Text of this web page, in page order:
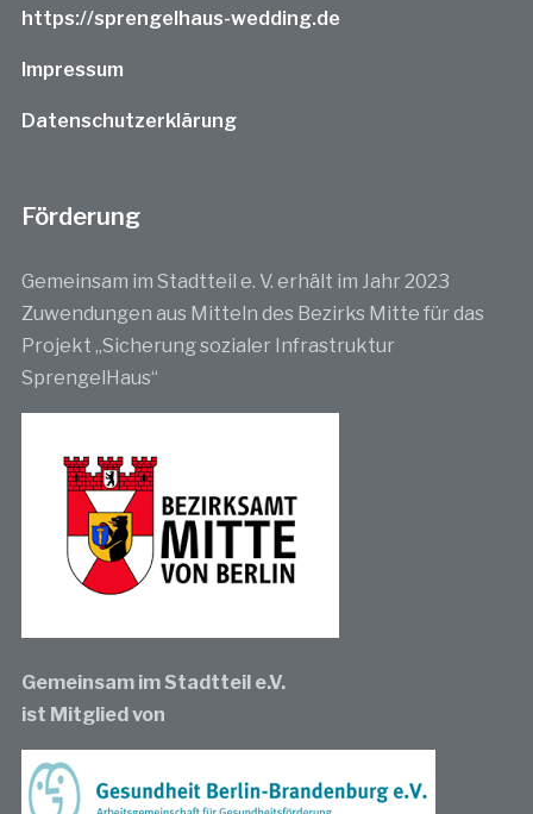
https://sprengelhaus-wedding.de
Impressum
Datenschutzerklärung
Förderung
Gemeinsam im Stadtteil e. V. erhält im Jahr 2023
Zuwendungen aus Mitteln des Bezirks Mitte für das
Projekt „Sicherung sozialer Infrastruktur
SprengelHaus“
Gemeinsam im Stadtteil e.V.
ist Mitglied von